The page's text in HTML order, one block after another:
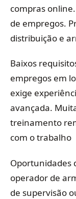
compras
de empregos.
distribuição e
Baixos
empregos em
exige
avançada.
treinamento
com o trabalho
Oportunidades
operador de
de supervisão